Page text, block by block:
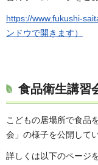
https://www.fukushi-
ンドウで開きます）
食品衛生講習
こどもの居場所で食品
会」の様子を公開してい
詳しくは以下のページ